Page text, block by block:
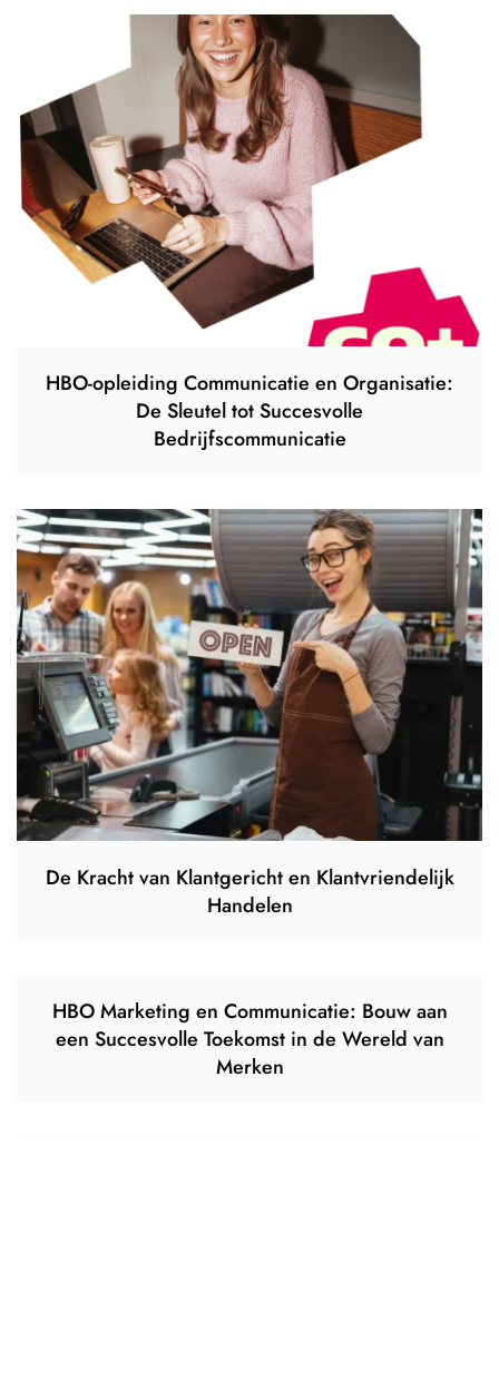
HBO-opleiding Communicatie en Organisatie:
De Sleutel tot Succesvolle
Bedrijfscommunicatie
De Kracht van Klantgericht en Klantvriendelijk
Handelen
HBO Marketing en Communicatie: Bouw aan
een Succesvolle Toekomst in de Wereld van
Merken